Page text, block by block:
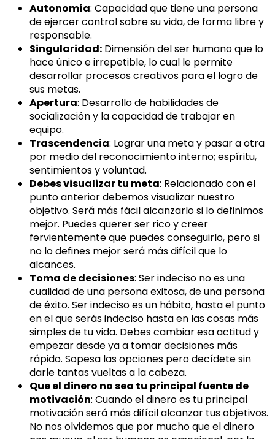
Autonomía: Capacidad que tiene una persona
de ejercer control sobre su vida, de forma libre y
responsable.
Singularidad: Dimensión del ser humano que lo
hace único e irrepetible, lo cual le permite
desarrollar procesos creativos para el logro de
sus metas.
Apertura: Desarrollo de habilidades de
socialización y la capacidad de trabajar en
equipo.
Trascendencia: Lograr una meta y pasar a otra
por medio del reconocimiento interno; espíritu,
sentimientos y voluntad.
Debes visualizar tu meta: Relacionado con el
punto anterior debemos visualizar nuestro
objetivo. Será más fácil alcanzarlo si lo definimos
mejor. Puedes querer ser rico y creer
fervientemente que puedes conseguirlo, pero si
no lo defines mejor será más difícil que lo
alcances.
Toma de decisiones: Ser indeciso no es una
cualidad de una persona exitosa, de una persona
de éxito. Ser indeciso es un hábito, hasta el punto
en el que serás indeciso hasta en las cosas más
simples de tu vida. Debes cambiar esa actitud y
empezar desde ya a tomar decisiones más
rápido. Sopesa las opciones pero decídete sin
darle tantas vueltas a la cabeza.
Que el dinero no sea tu principal fuente de
motivación: Cuando el dinero es tu principal
motivación será más difícil alcanzar tus objetivos.
No nos olvidemos que por mucho que el dinero